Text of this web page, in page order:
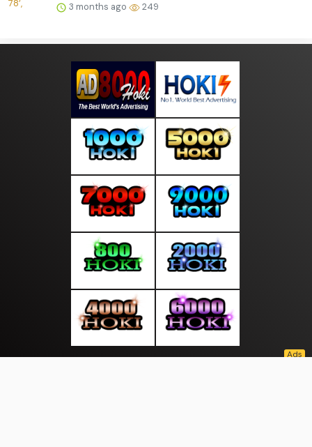
3 months ago 249